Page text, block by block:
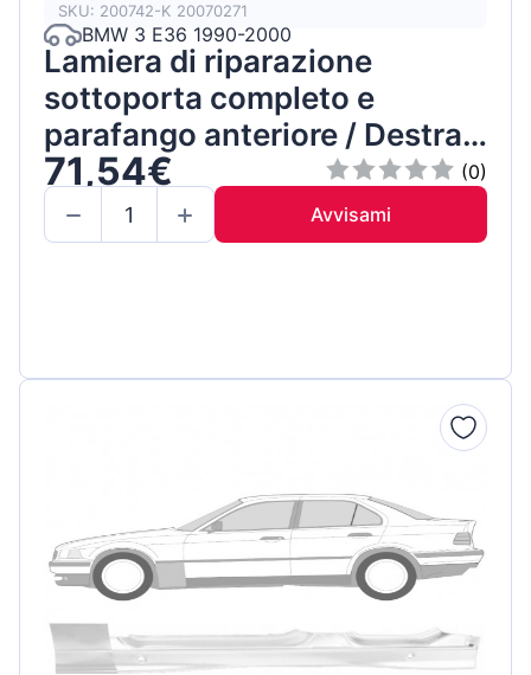
SKU: 200742-K 20070271
BMW 3 E36 1990-2000
Lamiera di riparazione
sottoporta completo e
parafango anteriore / Destra /
Set
71,54€
(0)
Avvisami